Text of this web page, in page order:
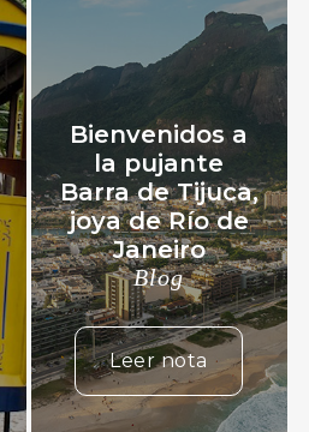
Bienvenidos a
la pujante
Barra de Tijuca,
joya de Río de
Janeiro
Blog
Leer nota